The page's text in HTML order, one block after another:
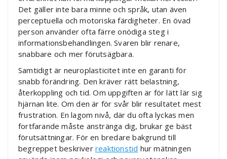
Det gäller inte bara minne och språk, utan även
perceptuella och motoriska färdigheter. En övad
person använder ofta färre onödiga steg i
informationsbehandlingen. Svaren blir renare,
snabbare och mer förutsägbara.
Samtidigt är neuroplasticitet inte en garanti för
snabb förändring. Den kräver rätt belastning,
återkoppling och tid. Om uppgiften är för lätt lär sig
hjärnan lite. Om den är för svår blir resultatet mest
frustration. En lagom nivå, där du ofta lyckas men
fortfarande måste anstränga dig, brukar ge bäst
förutsättningar. För en bredare bakgrund till
begreppet beskriver reaktionstid hur mätningen